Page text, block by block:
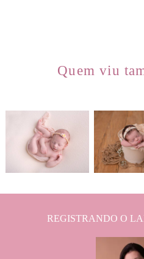
Quem viu
1156 822
REGISTRANDO O